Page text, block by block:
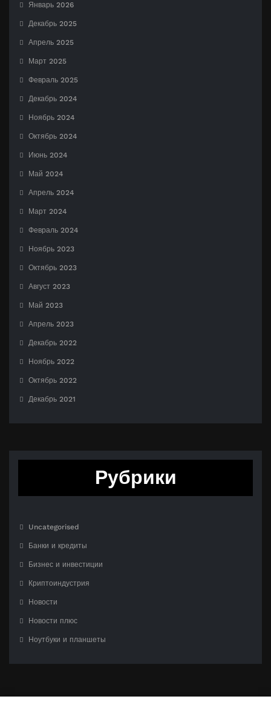
Январь 2026
Декабрь 2025
Апрель 2025
Март 2025
Февраль 2025
Декабрь 2024
Ноябрь 2024
Октябрь 2024
Июнь 2024
Май 2024
Апрель 2024
Март 2024
Февраль 2024
Ноябрь 2023
Октябрь 2023
Август 2023
Май 2023
Апрель 2023
Декабрь 2022
Ноябрь 2022
Октябрь 2022
Декабрь 2021
Рубрики
Uncategorised
Банки и кредиты
Бизнес и инвестиции
Криптоиндустрия
Новости
Новости плюс
Ноутбуки и планшеты